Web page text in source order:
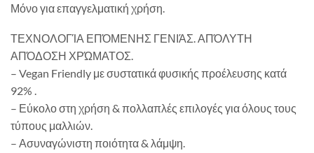
Μόνο για επαγγελματική χρήση.
ΤΕΧΝΟΛΟΓΊΑ ΕΠΌΜΕΝΗΣ ΓΕΝΙΆΣ. ΑΠΌΛΥΤΗ
ΑΠΌΔΟΣΗ ΧΡΏΜΑΤΟΣ.
– Vegan Friendly με συστατικά φυσικής προέλευσης κατά
92% .
– Εύκολο στη χρήση & πολλαπλές επιλογές για όλους τους
τύπους μαλλιών.
– Ασυναγώνιστη ποιότητα & λάμψη.